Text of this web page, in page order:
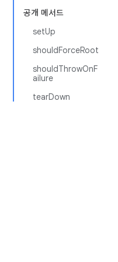
공개 메서드
setUp
shouldForceRoot
shouldThrowOnF
ailure
tearDown